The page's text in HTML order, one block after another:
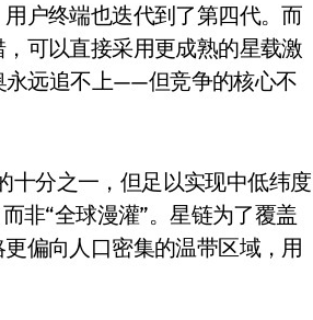
！
权
户终端也迭代到了第四代。而
可以直接采用更成熟的星载激
永远追不上——但竞争的核心不
十分之一，但足以实现中低纬度
非“全球漫灌”。星链为了覆盖
偏向人口密集的温带区域，用